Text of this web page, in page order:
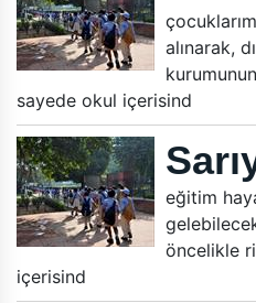
alınarak,
sayede okul içerisind
eğitim
öncelikle
içerisind